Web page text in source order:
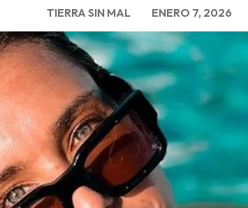
TIERRA SIN MAL ENERO 7, 2026